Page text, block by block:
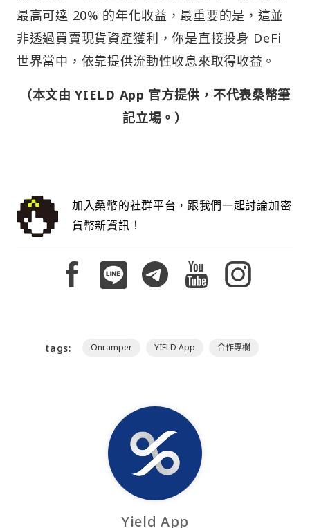
最高可達 20% 的年化收益，最重要的是，這並
非透過買賣現貨資產獲利，你是直接投身 DeFi
世界當中，依靠提供流動性收息來取得收益。
（本文由 YIELD App 官方提供，不代表桑幣筆
記立場。）
加入桑幣的社群平台，跟我們一起討論加密
貨幣新資訊！
tags: Onramper YIELD App 合作專欄
Yield App